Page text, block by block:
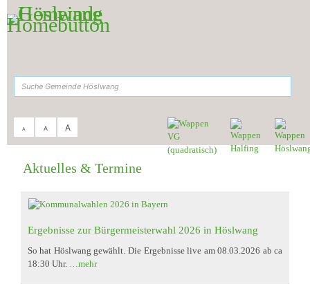
Zum Inhalt, zur Navigation
A A A
Aktuelles & Termine
Aktuelles & Termine
Ergebnisse zur Bürgermeisterwahl 2026 in Höslwang
So hat Höslwang gewählt. Die Ergebnisse live am 08.03.2026 ab ca
18:30 Uhr. …mehr